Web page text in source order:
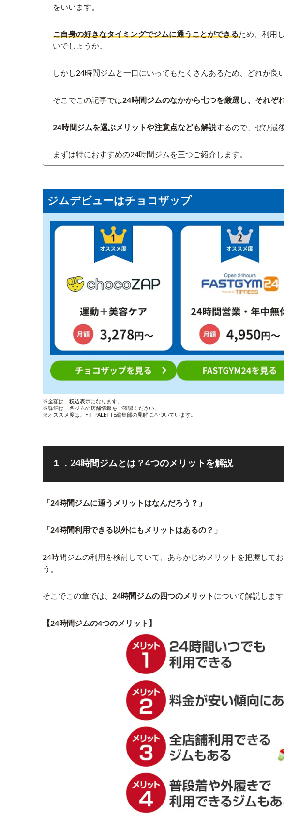
をいいます。
ご自身の好きなタイミングでジムに通うことができるため、利用
いでしょうか。
しかし24時間ジムと一口にいってもたくさんあるため、どれが良
そこでこの記事では24時間ジムのなかから七つを厳選し、それぞ
24時間ジムを選ぶメリットや注意点なども解説するので、ぜひ最
まずは特におすすめの24時間ジムを三つご紹介します。
ジムデビューはチョコザップ
※金額は、税込表示になります。
※詳細は、各ジムの店舗情報をご確認ください。
※オススメ度は、FIT PALETTE編集部の見解に基づいています。
１．24時間ジムとは？4つのメリットを解説
「24時間ジムに通うメリットはなんだろう？」
「24時間利用できる以外にもメリットはあるの？」
24時間ジムの利用を検討していて、あらかじめメリットを把握して
う。
そこでこの章では、 24時間ジムの四つのメリット について解説します
【24時間ジムの4つのメリット】